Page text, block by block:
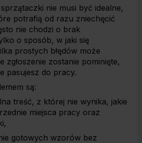
nie musi być idealne,
potrafią od razu zniechęcić
nie chodzi o brak
o sposób, w jaki się
prostych błędów może
zgłoszenie zostanie pominięte,
pasujesz do pracy.
są:
treść, z której nie wynika, jakie
miejsca pracy oraz
gotowych wzorów bez